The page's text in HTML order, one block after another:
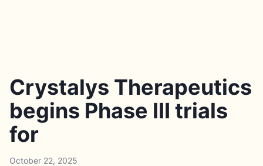
Crystalys Therapeutics
begins Phase III trials
for
October 22, 2025